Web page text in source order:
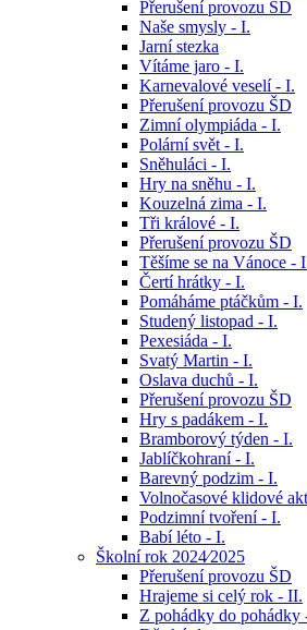
Přerušení provozu ŠD
Naše smysly - I.
Jarní stezka
Vítáme jaro - I.
Karnevalové veselí - I.
Přerušení provozu ŠD
Zimní olympiáda - I.
Polární svět - I.
Sněhuláci - I.
Hry na sněhu - I.
Kouzelná zima - I.
Tři králové - I.
Přerušení provozu ŠD
Těšíme se na Vánoce -
Čertí hrátky - I.
Pomáháme ptáčkům - I.
Studený listopad - I.
Pexesiáda - I.
Svatý Martin - I.
Oslava duchů - I.
Přerušení provozu ŠD
Hry s padákem - I.
Bramborový týden - I.
Jablíčkohraní - I.
Barevný podzim - I.
Volnočasové klidové
Podzimní tvoření - I.
Babí léto - I.
Školní rok 2024⁄2025
Přerušení provozu ŠD
Hrajeme si celý rok - II.
Z pohádky do pohádky